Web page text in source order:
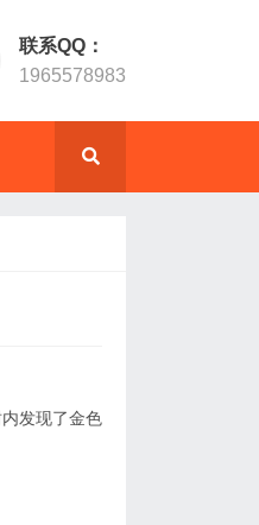
联系QQ：
1965578983
发现了金色